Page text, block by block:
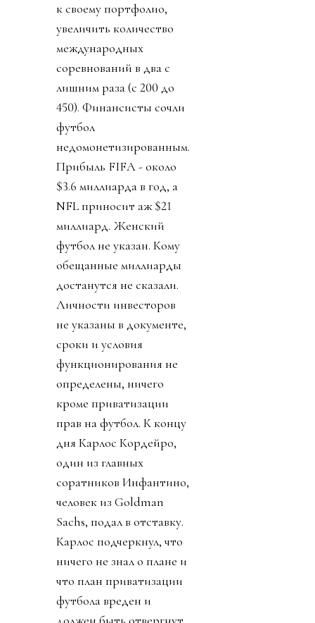
к своему портфолио,
увеличить количество
международных
соревнований в два с
лишним раза (с 200 до
450). Финансисты сочли
футбол
недомонетизированным.
Прибыль FIFA - около
$3.6 миллиарда в год, а
NFL приносит аж $21
миллиард. Женский
футбол не указан. Кому
обещанные миллиарды
достанутся не сказали.
Личности инвесторов
не указаны в документе,
сроки и условия
функционирования не
определены, ничего
кроме приватизации
прав на футбол. К концу
дня Карлос Кордейро,
один из главных
соратников Инфантино,
человек из Goldman
Sachs, подал в отставку.
Карлос подчеркнул, что
ничего не знал о плане и
что план приватизации
футбола вреден и